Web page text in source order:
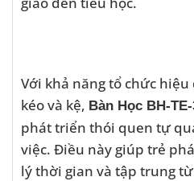
Với khả năng tổ chức hiệu
kéo và kệ, Bàn Học BH-
phát triển thói quen tự
việc. Điều này giúp trẻ
lý thời gian và tập trung